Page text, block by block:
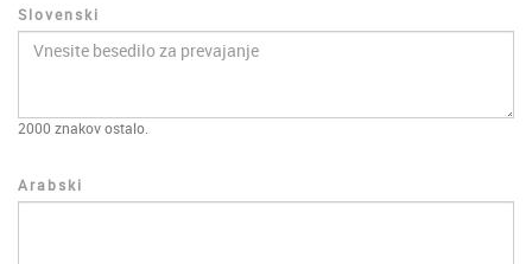
Slovenski
2000 znakov ostalo.
Arabski